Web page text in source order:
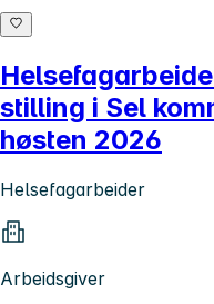
stilling i Sel
høsten 2026
Helsefagarbeider
Arbeidsgiver